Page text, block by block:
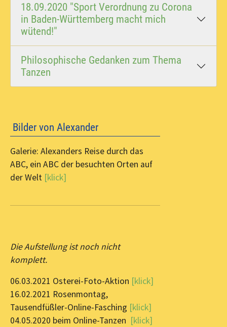
18.09.2020 "Sport Verordnung zu Corona
in Baden-Württemberg macht mich
wütend!"
Philosophische Gedanken zum Thema
Tanzen
Bilder von Alexander
Galerie: Alexanders Reise durch das
ABC, ein ABC der besuchten Orten auf
der Welt [klick]
Die Aufstellung ist noch nicht
komplett.
06.03.2021 Osterei-Foto-Aktion [klick]
16.02.2021 Rosenmontag,
Tausendfüßler-Online-Fasching [klick]
04.05.2020 beim Online-Tanzen [klick]